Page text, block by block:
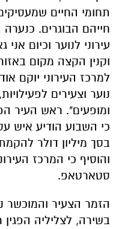
תחומי החיים
חייהם הבוגרים.
עירוני לנוער וכיום
וקנין הקצה מקום
למרכז העירוני יוקם
נוער וצעירים
ומופעים". ראש העיר
כי השבוע הודיע איש
בסך מיליון דולר
והוסיף כי המרכז
סטארטאפ.
הזמר הצעיר והמוכשר
בשירה, לצליליה